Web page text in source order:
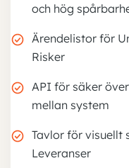
och hög
Ärendelistor för
Risker
API för säker
mellan system
Tavlor för visuellt
Leveranser